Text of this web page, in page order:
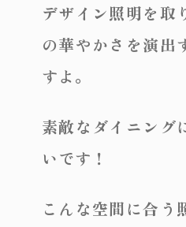
デザイン照明を取
の華やかさを演出
すよ。
素敵なダイニング
いです！
こんな空間に合う